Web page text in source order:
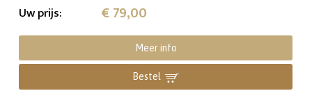
Uw prijs: € 79,00
Meer info
Bestel